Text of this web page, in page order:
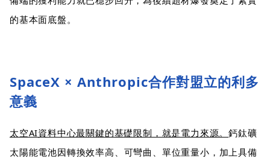
的基本面底盤。
SpaceX × Anthropic合作對盟立的利多
意義
太空AI資料中心最關鍵的基礎限制，就是電力來源。鈣鈦礦
太陽能電池因轉換效率高、可彎曲、單位重量小，加上具備